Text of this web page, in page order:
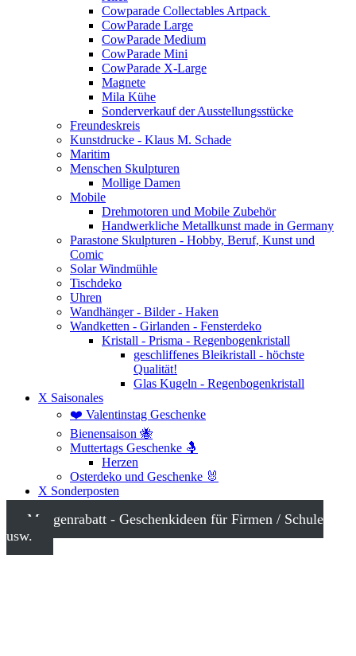
Cowparade Collectables Artpack
CowParade Large
CowParade Medium
CowParade Mini
CowParade X-Large
Magnete
Mila Kühe
Sonderverkauf der Ausstellungsstücke
Freundeskreis
Kunstdrucke - Klaus M. Schade
Maritim
Menschen Skulpturen
Mollige Damen
Mobile
Drehmotoren und Mobile Zubehör
Handwerkliche Metallkunst made in Germany
Parastone Skulpturen - Hobby, Beruf, Kunst und
Comic
Solar Windmühle
Tischdeko
Uhren
Wandhänger - Bilder - Haken
Wandketten - Girlanden - Fensterdeko
Kristall - Prisma - Regenbogenkristall
geschliffenes Bleikristall - höchste
Qualität!
Glas Kugeln - Regenbogenkristall
X Saisonales
❤️ Valentinstag Geschenke
Bienensaison 🐝
Muttertags Geschenke 🤱
Herzen
Osterdeko und Geschenke 🐰
X Sonderposten
Mengenrabatt - Geschenkideen für Firmen / Schule
usw.